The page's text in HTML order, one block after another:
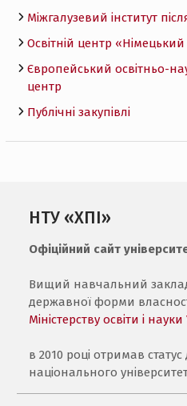
Міжгалузевий інститут
Освітній центр
Європейський освітньо-
центр
Публічні закупівлі
НТУ «ХПІ»
Офіційний сайт
Вищий навчальний
державної форми
Міністерству освіти і
в 2010 році отримав
національного